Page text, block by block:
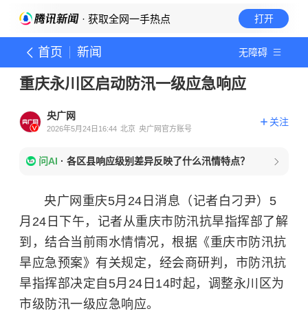
· 获取全网一手热点 打开
首页 新闻 无障碍
重庆永川区启动防汛一级应急响应
央广网
2026年5月24日16:44 北京 央广网官方账号
关注
问AI · 各区县响应级别差异反映了什么汛情特点？
央广网重庆5月24日消息（记者白刁尹）5
月24日下午，记者从重庆市防汛抗旱指挥部了解
到，结合当前雨水情情况，根据《重庆市防汛抗
旱应急预案》有关规定，经会商研判，市防汛抗
旱指挥部决定自5月24日14时起，调整永川区为
市级防汛一级应急响应。